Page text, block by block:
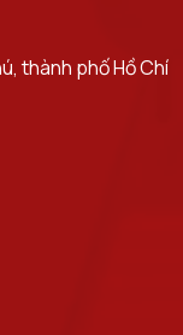
thành phố Hồ Chí